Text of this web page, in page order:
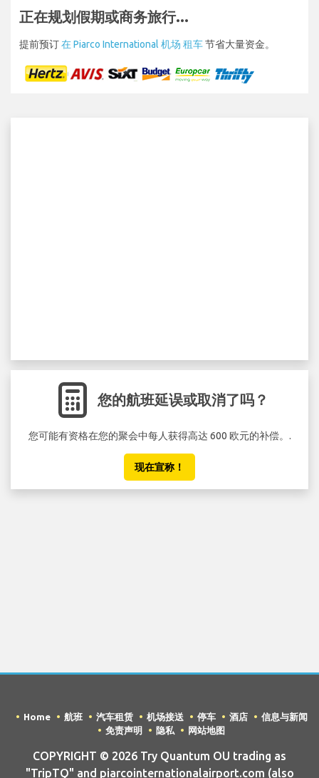
正在规划假期或商务旅行...
提前预订在 Piarco International 机场 租车节省大量资金。
您的航班延误或取消了吗？
您可能有资格在您的聚会中每人获得高达 600 欧元的补偿。.
现在宣称！
Home 航班 汽车租赁 机场接送 停车 酒店
信息与新闻
免责声明
隐私 网站地图
COPYRIGHT © 2026 Try Quantum OU trading as
"TripTQ" and piarcointernationalairport.com (also